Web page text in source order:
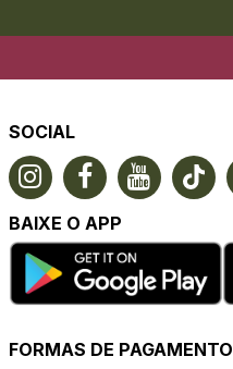
SOCIAL
BAIXE O APP
FORMAS DE PAGAMENTO